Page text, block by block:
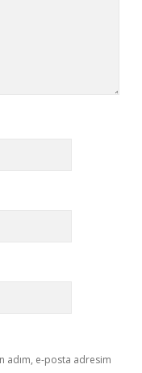
adım, e-posta adresim